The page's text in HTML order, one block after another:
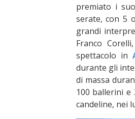
premiato i
serate, con 5
grandi
Franco
spettacolo in
durante gli
di massa
100 ballerini e
candeline, nei